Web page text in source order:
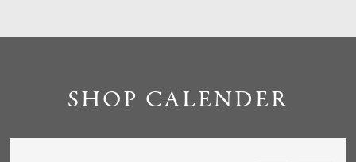
SHOP CALENDER